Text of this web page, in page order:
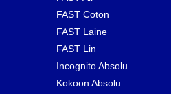
FAST Coton
FAST Laine
FAST Lin
Incognito Absolu
Kokoon Absolu